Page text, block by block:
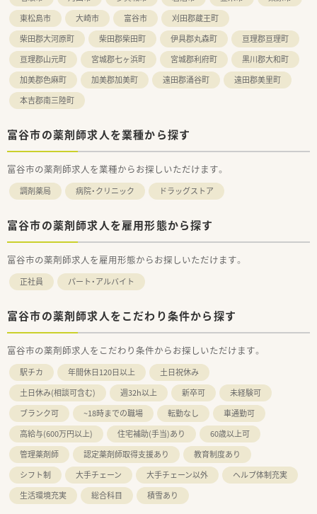
東松島市
大崎市 富谷市
刈田郡蔵王町
柴田郡大河原町
柴田郡柴田町 伊具郡丸森町
亘理郡亘理町
亘理郡山元町
宮城郡七ヶ浜町 宮城郡利府町
黒川郡大和町
加美郡色麻町
加美郡加美町 遠田郡涌谷町
遠田郡美里町
本吉郡南三陸町
富谷市の薬剤師求人を業種から探す
富谷市の薬剤師求人を業種からお探しいただけます。
調剤薬局 病院・クリニック ドラッグストア
富谷市の薬剤師求人を雇用形態から探す
富谷市の薬剤師求人を雇用形態からお探しいただけます。
正社員 パート・アルバイト
富谷市の薬剤師求人をこだわり条件から探す
富谷市の薬剤師求人をこだわり条件からお探しいただけます。
駅チカ 年間休日120日以上
土日祝休み
土日休み(相談可含む)
週32h以上 新卒可
未経験可
ブランク可
~18時までの職場 転勤なし
車通勤可
高給与(600万円以上)
住宅補助(手当)あり
60歳以上可
管理薬剤師
認定薬剤師取得支援あり
教育制度あり
シフト制
大手チェーン 大手チェーン以外
ヘルプ体制充実
生活環境充実
総合科目 積雪あり